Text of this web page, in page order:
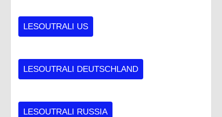
LESOUTRALI US
LESOUTRALI DEUTSCHLAND
LESOUTRALI RUSSIA